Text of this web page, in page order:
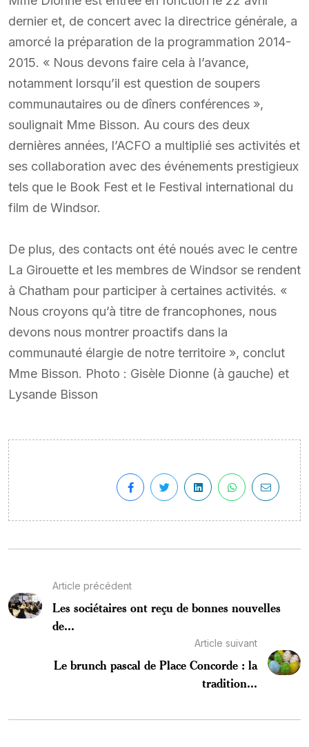
dernier et, de concert avec la directrice générale, a
amorcé la préparation de la programmation 2014-
2015. « Nous devons faire cela à l’avance,
notamment lorsqu’il est question de soupers
communautaires ou de dîners conférences »,
soulignait Mme Bisson. Au cours des deux
dernières années, l’ACFO a multiplié ses activités et
ses collaboration avec des événements prestigieux
tels que le Book Fest et le Festival international du
film de Windsor.
De plus, des contacts ont été noués avec le centre
La Girouette et les membres de Windsor se rendent
à Chatham pour participer à certaines activités. «
Nous croyons qu’à titre de francophones, nous
devons nous montrer proactifs dans la
communauté élargie de notre territoire », conclut
Mme Bisson. Photo : Gisèle Dionne (à gauche) et
Lysande Bisson
Article précédent
Les sociétaires ont reçu de bonnes nouvelles
de...
Article suivant
Le brunch pascal de Place Concorde : la
tradition...